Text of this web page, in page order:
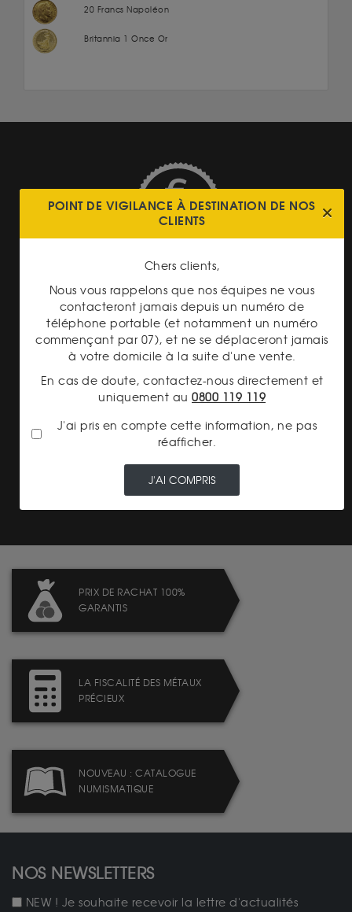
20 Francs Napoléon
Britannia 1 Once Or
TRANSPARENCE DES
PRIX
PAIEMENT SECURISÉ
LIVRAISON ASSURÉE
PRIX DE RACHAT 100%
GARANTIS
LA FISCALITÉ DES MÉTAUX
PRÉCIEUX
NOUVEAU : CATALOGUE
NUMISMATIQUE
NOS NEWSLETTERS
NEW ! Je souhaite recevoir la lettre d'actualités
POINT DE VIGILANCE À DESTINATION DE NOS
CLIENTS
Chers clients,
Nous vous rappelons que nos équipes ne vous
contacteront jamais depuis un numéro de
téléphone portable (et notamment un numéro
commençant par 07), et ne se déplaceront jamais
à votre domicile à la suite d'une vente.
En cas de doute, contactez-nous directement et
uniquement au 0800 119 119
J'ai pris en compte cette information, ne pas
réafficher.
J'AI COMPRIS